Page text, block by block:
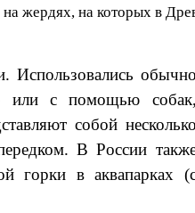
жердях, на которых в
. Использовались
или с помощью
собой
В России
горки ваквапарках